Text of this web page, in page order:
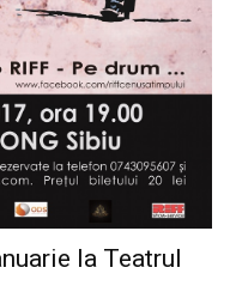
la Teatrul